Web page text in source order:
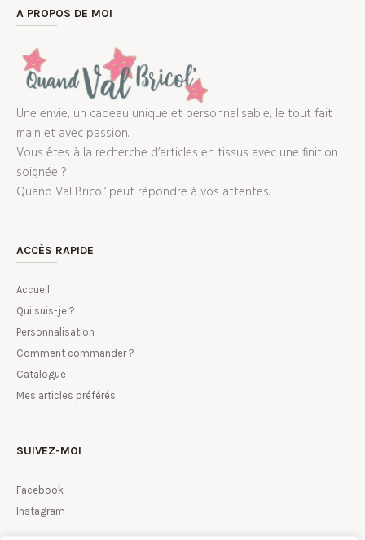
A PROPOS DE MOI
Une envie, un cadeau unique et personnalisable, le tout fait
main et avec passion.
Vous êtes à la recherche d’articles en tissus avec une finition
soignée ?
Quand Val Bricol’ peut répondre à vos attentes.
ACCÈS RAPIDE
Accueil
Qui suis-je ?
Personnalisation
Comment commander ?
Catalogue
Mes articles préférés
SUIVEZ-MOI
Facebook
Instagram